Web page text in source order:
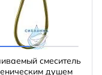
смеситель
душем